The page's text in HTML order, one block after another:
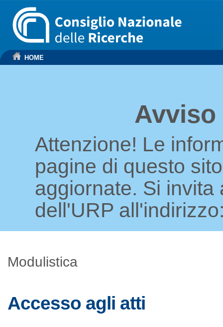
HOME
Attenzione! Le
pagine di questo
aggiornate. Si
dell'URP
Modulistica
Accesso agli atti